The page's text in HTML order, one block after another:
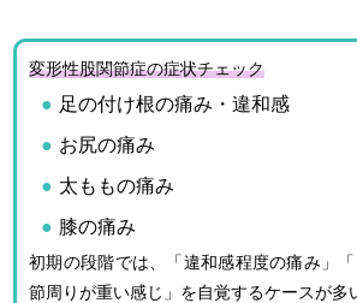
変形性股関節症の症状チェック
足の付け根の痛み・違和感
お尻の痛み
太ももの痛み
膝の痛み
初期の段階では、「違和感程度の痛み」
節周りが重い感じ」を自覚するケースが多